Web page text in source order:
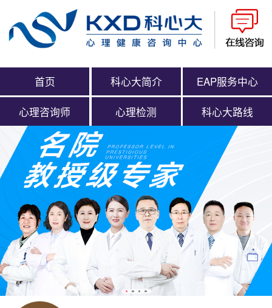
首页 科心大简介 EAP服务中心
心理咨询师 心理检测 科心大路线